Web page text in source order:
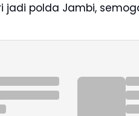
polda Jambi,